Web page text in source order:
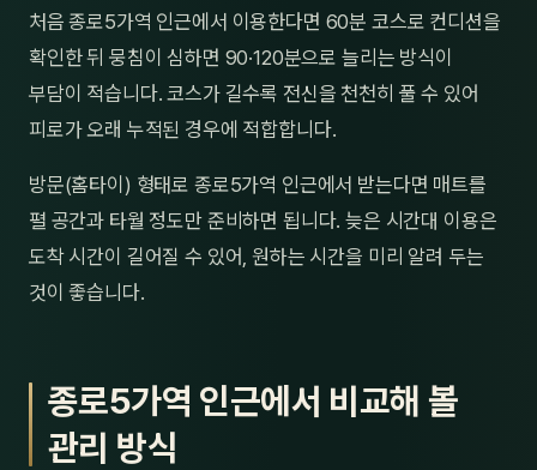
처음 종로5가역 인근에서 이용한다면 60분 코스로 컨디션을
확인한 뒤 뭉침이 심하면 90·120분으로 늘리는 방식이
부담이 적습니다. 코스가 길수록 전신을 천천히 풀 수 있어
피로가 오래 누적된 경우에 적합합니다.
방문(홈타이) 형태로 종로5가역 인근에서 받는다면 매트를
펼 공간과 타월 정도만 준비하면 됩니다. 늦은 시간대 이용은
도착 시간이 길어질 수 있어, 원하는 시간을 미리 알려 두는
것이 좋습니다.
종로5가역 인근에서 비교해 볼
관리 방식